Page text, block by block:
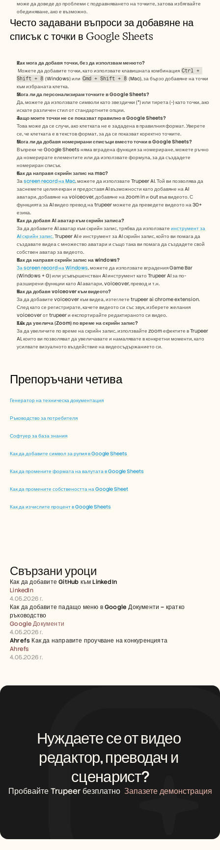
може да доведе до проблеми с подравняването на точките, затова избягвайте
обединяване, ако е възможно.
Често задавани въпроси за добавяне на
списък с точки в Google Sheets
Как мога да добавя точки, без да използвам менюто?
Можете да добавите точки, като използвате клавишната комбинация Ctrl +
Shift + 8 (Windows) или Cmd + Shift + 8 (Mac), за бързо добавяне на точки
към избраната клетка.
Мога ли да персонализирам точките в Google Sheets?
Да, можете да използвате символи като звездички (*) или тирета (-) като точки, ако
искате различен стил от стандартните опции.
Защо моите точки не се показват правилно в Google Sheets?
Това може да се случи, ако клетката не е зададена в правилния формат. Уверете
се, че клетката е в текстов формат, за да се показват коректно точките.
Мога ли да добавя номерирани списъци вместо точки в Google Sheets?
Въпреки че Google Sheets няма вградена функция за номериране, можете ръчно
да номерирате елементите или да използвате формула, за да създадете
номериран списък.
Как да направя скрийн запис на mac?
За screen record на Mac, можете да използвате Trupeer AI. Той ви позволява да
заснемете целия екран и предоставя AI възможности като добавяне на AI
аватари, добавяне на voiceover, добавяне на zoom in и out във видеото. С
функцията за AI видео превод на trupeer можете да преведете видеото на 30+
езика.
Как да добавя AI аватар към скрийн записа?
За да добавите AI аватар към скрийн запис, трябва да използвате инструмент за
AI скрийн запис. Trupeer AI е инструмент за AI скрийн запис, който ви помага да
създавате видеа с множество аватари и също така ви помага да създадете свой
собствен аватар за видеото.
Как да направя скрийн запис на windows?
За screen record на Windows, можете да използвате вградения Game Bar
(Windows + G) или усъвършенстван AI инструмент като Trupeer AI за по-
разширени функции като AI аватари, voiceover, превод и т.н.
Как да добавя voiceover към видеото?
За да добавите voiceover към видеа, изтеглете trupeer ai chrome extension.
След като се регистрирате, качете видеото си със звук, изберете желания
voiceover от trupeer и експортирайте редактираното си видео.
Как да увелича (Zoom) по време на скрийн запис?
За да увеличите по време на скрийн запис, използвайте zoom ефектите в Trupeer
AI, които ви позволяват да увеличавате и намалявате в конкретни моменти, като
усилвате визуалното въздействие на видеосъдържанието си.
Препоръчани четива
Генератор на техническа документация
Ръководство за потребителя
Софтуер за база знания
Как да добавите символ за рупия в Google Sheets
Как да промените формата на валутата в Google Sheets
Как да промените собствеността на Google Sheet
Как да изчислите процент в Google Sheets
Свързани уроци
Как да добавите GitHub към LinkedIn
LinkedIn
4.05.2026 г.
Как да добавите падащо меню в Google Документи – кратко
ръководство
Google Документи
4.05.2026 г.
Ahrefs Как да направите проучване на конкуренцията
Ahrefs
4.05.2026 г.
Нуждаете се от видео
редактор, преводач и
сценарист?
Пробвайте Trupeer безплатно Запазете демонстрация